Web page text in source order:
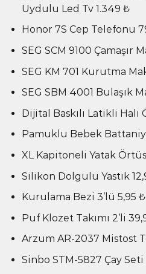
Uydulu Led Tv 1.349 ₺
Honor 7S Cep Telefonu
SEG SCM 9100 Çamaşır
SEG KM 701 Kurutma
SEG SBM 4001 Bulaşık
Dijital Baskılı Latikli Halı
Pamuklu Bebek
XL Kapitoneli Yatak
Silikon Dolgulu Yastık
Kurulama Bezi 3’lü 5,95 ₺
Puf Klozet Takımı 2’li
Arzum AR-2037 Mistost
Sinbo STM-5827 Çay Seti